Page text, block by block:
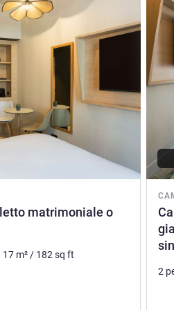
matrimoniale o
17 m²/ 182sq ft
2